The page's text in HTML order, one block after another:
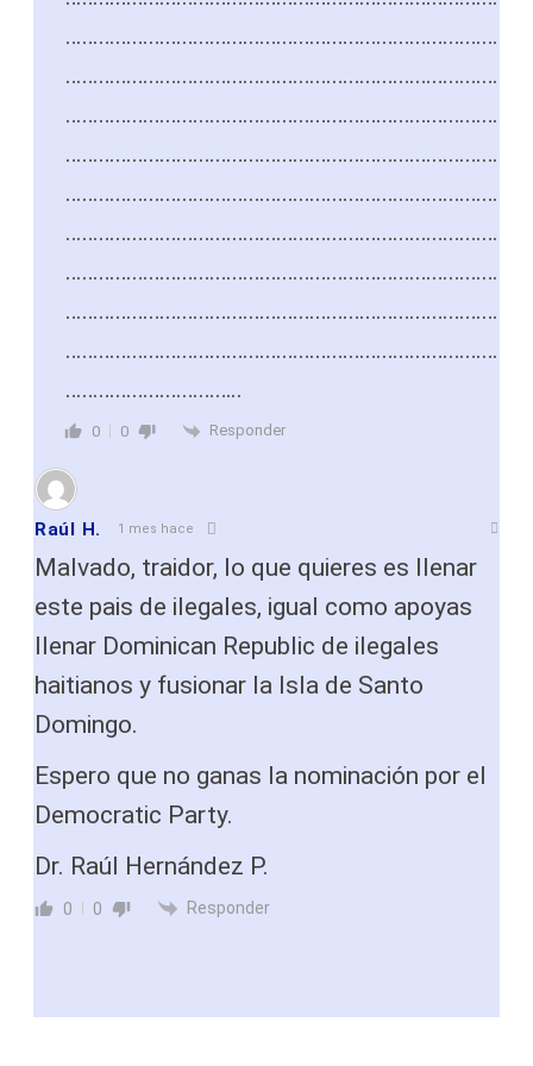
……………………………………………………………………
……………………………………………………………………
……………………………………………………………………
……………………………………………………………………
……………………………………………………………………
……………………………………………………………………
……………………………………………………………………
……………………………………………………………………
……………………………………………………………………
…………………………..
0 0 Responder
Raúl H. 1 mes hace
Malvado, traidor, lo que quieres es llenar
este pais de ilegales, igual como apoyas
llenar Dominican Republic de ilegales
haitianos y fusionar la Isla de Santo
Domingo.
Espero que no ganas la nominación por el
Democratic Party.
Dr. Raúl Hernández P.
0 0 Responder